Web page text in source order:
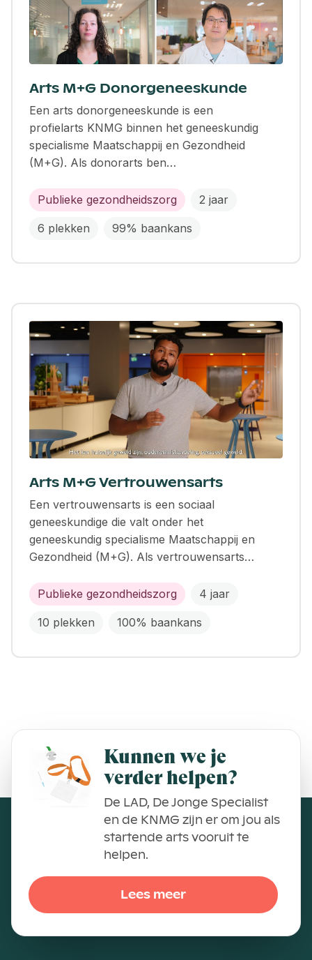
Arts M+G Donorgeneeskunde
Een arts donorgeneeskunde is een
profielarts KNMG binnen het geneeskundig
specialisme Maatschappij en Gezondheid
(M+G). Als donorarts ben…
Publieke gezondheidszorg 2 jaar
6 plekken 99% baankans
Arts M+G Vertrouwensarts
Een vertrouwensarts is een sociaal
geneeskundige die valt onder het
geneeskundig specialisme Maatschappij en
Gezondheid (M+G). Als vertrouwensarts…
Publieke gezondheidszorg 4 jaar
10 plekken 100% baankans
Kunnen we je
verder helpen?
De LAD, De Jonge Specialist
en de KNMG zijn er om jou als
startende arts vooruit te
helpen.
Lees meer